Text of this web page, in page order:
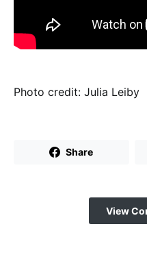
Photo credit: Julia Leiby
Share
View